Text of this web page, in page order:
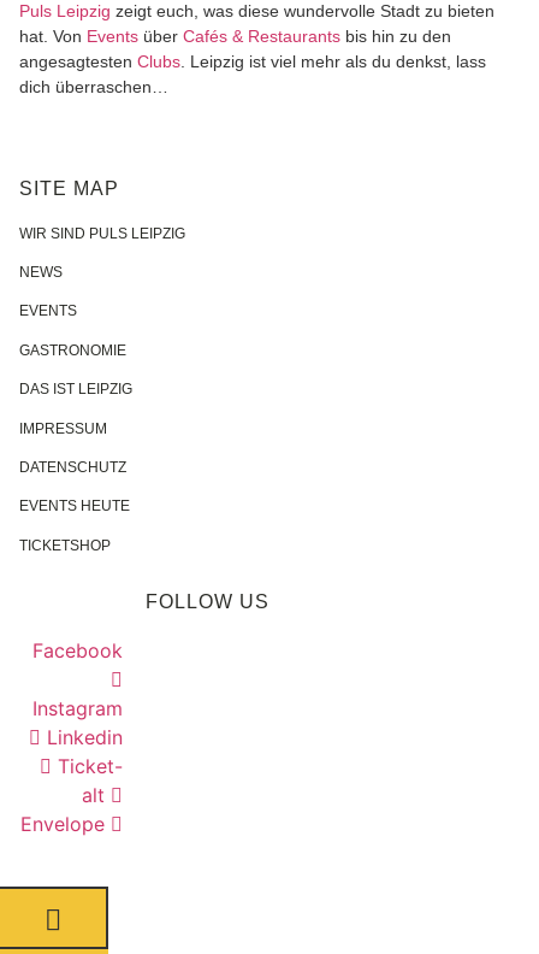
Puls Leipzig zeigt euch, was diese wundervolle Stadt zu bieten
hat. Von Events über Cafés & Restaurants bis hin zu den
angesagtesten Clubs . Leipzig ist viel mehr als du denkst, lass
dich überraschen…
SITE MAP
WIR SIND PULS LEIPZIG
NEWS
EVENTS
GASTRONOMIE
DAS IST LEIPZIG
IMPRESSUM
DATENSCHUTZ
EVENTS HEUTE
TICKETSHOP
FOLLOW US
Facebook
Instagram
Linkedin
Ticket-
alt
Envelope